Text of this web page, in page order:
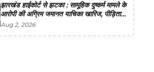
झारखंड हाईकोर्ट से झटका : सामूहिक दुष्कर्म मामले के
आरोपी की अग्रिम जमानत याचिका खारिज, पीड़िता
को जगी न्याय की उम्मीद
Aug 2, 2026